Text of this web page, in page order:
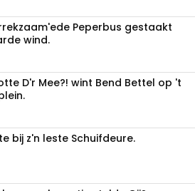
Peperbus gestaakt
wind.
D'r Mee?! wint Bend Bettel op 't
bij z'n leste Schuifdeure.